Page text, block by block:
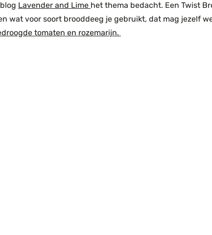
Lavender and Lime het thema bedacht. Een Twist
wat voor soort brooddeeg je gebruikt, dat mag jezelf
tomaten en rozemarijn.